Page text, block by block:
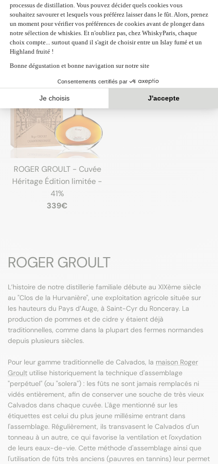
Hydromel Cask Finish 11 ans
- 44,6%
58€
Cask Finish 13 ans - 46,7%
61€
ROGER GROULT - Cuvée
Héritage Édition limitée -
41%
339€
ROGER GROULT
L’histoire de notre distillerie familiale débute au XIXème siècle
au "Clos de la Hurvanière", une exploitation agricole située sur
les hauteurs du Pays d’Auge, à Saint-Cyr du Ronceray. La
production de pommes et de cidre y étaient déjà
traditionnelles, comme dans la plupart des fermes normandes
depuis plusieurs siècles.
Pour leur gamme traditionnelle de Calvados, la maison Roger
Groult utilise historiquement la technique d'assemblage
"perpétuel" (ou "solera") : les fûts ne sont jamais remplacés ni
vidés entièrement, afin de conserver une souche de très vieux
Calvados dans chaque cuvée. L'âge mentionné sur les
étiquettes est celui du plus jeune millésime entrant dans
l'assemblage. Régulièrement, ils transvasent le Calvados d'un
tonneau à un autre, ce qui favorise la ventilation et l'oxydation
de leurs eaux-de-vie. Cette méthode d'assemblage ainsi que
l'utilisation de fûts très anciens (pauvres en tannins) leur permet